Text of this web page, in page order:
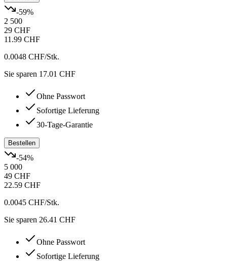
-59%
2 500
29 CHF
11.99 CHF
0.0048 CHF/Stk.
Sie sparen 17.01 CHF
Ohne Passwort
Sofortige Lieferung
30-Tage-Garantie
Bestellen
-54%
5 000
49 CHF
22.59 CHF
0.0045 CHF/Stk.
Sie sparen 26.41 CHF
Ohne Passwort
Sofortige Lieferung